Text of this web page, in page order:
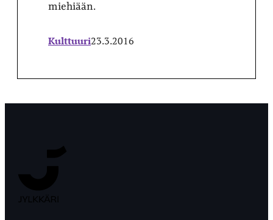
miehiään.
Kulttuuri23.3.2016